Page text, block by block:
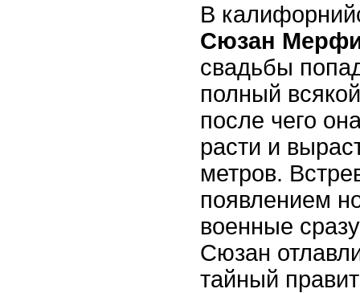
В
Сюзан
свадьбы
полный
после чего
расти и
метров.
появлением
военные
Сюзан
тайный